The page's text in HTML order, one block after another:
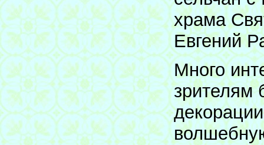
храма
Евгений
Много
зрителям